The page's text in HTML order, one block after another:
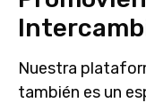
Nuestra
también es un